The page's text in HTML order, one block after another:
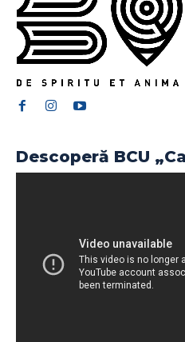
Descoperă BCU